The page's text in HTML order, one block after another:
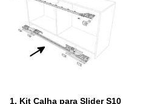
1. Kit Calha para Slider S10